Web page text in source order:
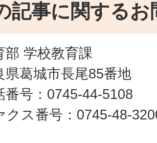
記事に関するお
部 学校教育課
県葛城市長尾85番地
番号：0745-44-5108
クス番号：0745-48-